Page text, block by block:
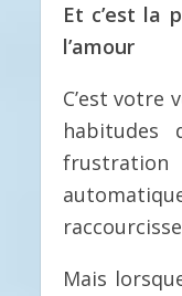
Et c’est la
l’amour
C’est votre
Mais